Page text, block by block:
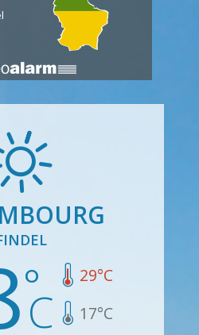
29°C
17°C